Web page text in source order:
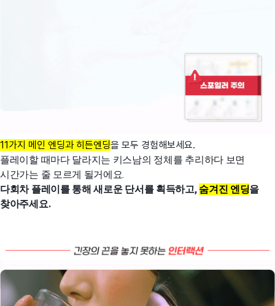
11가지 메인 엔딩과 히든엔딩을 모두 경험해보세요.
플레이할 때마다 달라지는 키스남의 정체를 추리하다 보면
시간가는 줄 모르게 될거에요.
다회차 플레이를 통해 새로운 단서를 획득하고, 숨겨진 엔딩을
찾아주세요.